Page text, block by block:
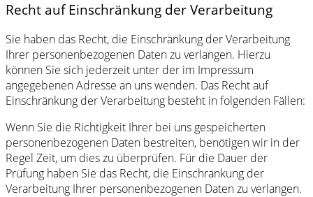
Recht auf Einschränkung der Verarbeitung
Sie haben das Recht, die Einschränkung der Verarbeitung
Ihrer personenbezogenen Daten zu verlangen. Hierzu
können Sie sich jederzeit unter der im Impressum
angegebenen Adresse an uns wenden. Das Recht auf
Einschränkung der Verarbeitung besteht in folgenden Fällen:
Wenn Sie die Richtigkeit Ihrer bei uns gespeicherten
personenbezogenen Daten bestreiten, benötigen wir in der
Regel Zeit, um dies zu überprüfen. Für die Dauer der
Prüfung haben Sie das Recht, die Einschränkung der
Verarbeitung Ihrer personenbezogenen Daten zu verlangen.